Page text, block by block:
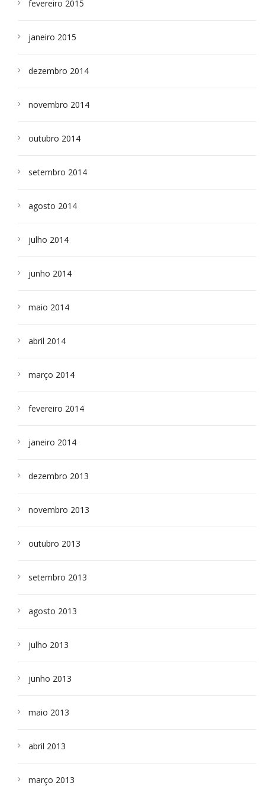
fevereiro 2015
janeiro 2015
dezembro 2014
novembro 2014
outubro 2014
setembro 2014
agosto 2014
julho 2014
junho 2014
maio 2014
abril 2014
março 2014
fevereiro 2014
janeiro 2014
dezembro 2013
novembro 2013
outubro 2013
setembro 2013
agosto 2013
julho 2013
junho 2013
maio 2013
abril 2013
março 2013